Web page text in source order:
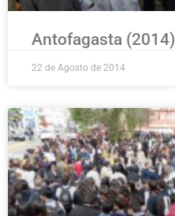
Antofagasta (2014)
22 de Agosto de 2014